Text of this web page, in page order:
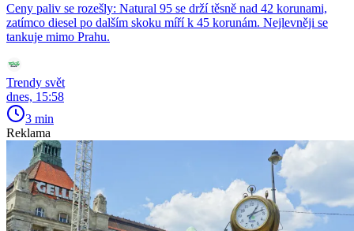
Ceny paliv se rozešly: Natural 95 se drží těsně nad 42 korunami,
zatímco diesel po dalším skoku míří k 45 korunám. Nejlevněji se
tankuje mimo Prahu.
Trendy svět
dnes, 15:58
3 min
Reklama